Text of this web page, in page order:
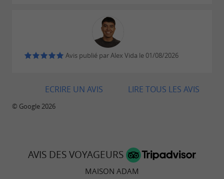
Pour votre santé, évitez de manger trop gras,
trop sucré, trop salé
Avis publié par Alex Vida le 01/08/2026
LIRE TOUS LES AVIS
ECRIRE UN AVIS
© Google 2026
AVIS DES VOYAGEURS
MAISON ADAM